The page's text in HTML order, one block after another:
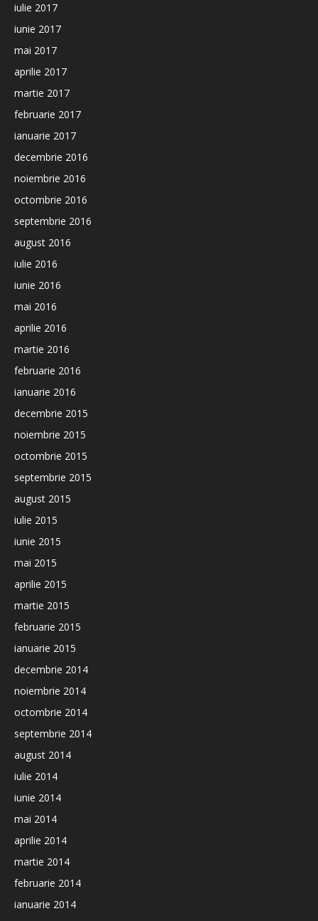
iulie 2017
iunie 2017
mai 2017
aprilie 2017
martie 2017
februarie 2017
ianuarie 2017
decembrie 2016
noiembrie 2016
octombrie 2016
septembrie 2016
august 2016
iulie 2016
iunie 2016
mai 2016
aprilie 2016
martie 2016
februarie 2016
ianuarie 2016
decembrie 2015
noiembrie 2015
octombrie 2015
septembrie 2015
august 2015
iulie 2015
iunie 2015
mai 2015
aprilie 2015
martie 2015
februarie 2015
ianuarie 2015
decembrie 2014
noiembrie 2014
octombrie 2014
septembrie 2014
august 2014
iulie 2014
iunie 2014
mai 2014
aprilie 2014
martie 2014
februarie 2014
ianuarie 2014